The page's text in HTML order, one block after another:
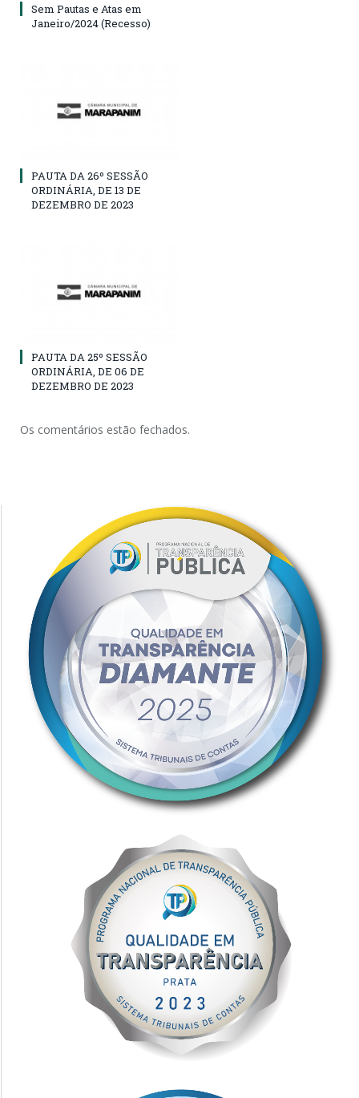
Sem Pautas e Atas em
Janeiro/2024 (Recesso)
PAUTA DA 26º SESSÃO
ORDINÁRIA, DE 13 DE
DEZEMBRO DE 2023
PAUTA DA 25º SESSÃO
ORDINÁRIA, DE 06 DE
DEZEMBRO DE 2023
Os comentários estão fechados.